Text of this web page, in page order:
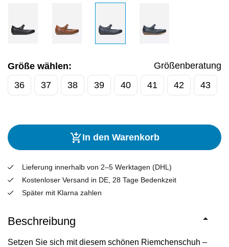
Größe wählen:
Größenberatung
36
37 38 39 40 41 42 43
In den Warenkorb
Lieferung innerhalb von 2–5 Werktagen (DHL)
Kostenloser Versand in DE, 28 Tage Bedenkzeit
Später mit Klarna zahlen
Beschreibung
Setzen Sie sich mit diesem schönen Riemchenschuh –